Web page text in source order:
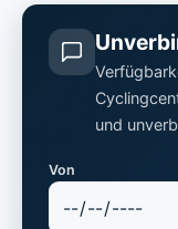
und
Von